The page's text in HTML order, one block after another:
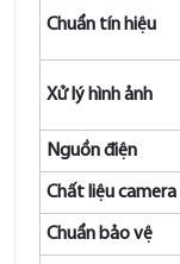
Chuẩn tín hiệu
Xử lý hình ảnh
Nguồn điện
Chất liệu camera
Chuẩn bảo vệ